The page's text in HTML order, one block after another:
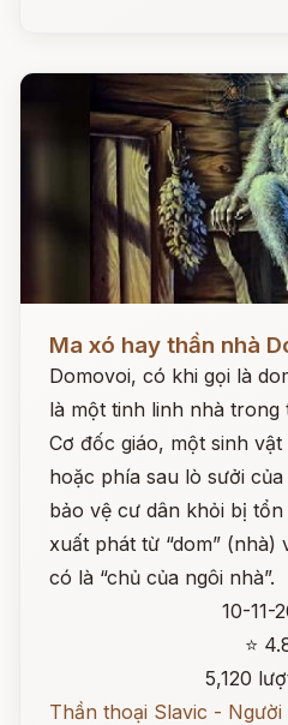
Ma xó hay thần nhà
Domovoi, có khi gọi là
là một tinh linh nhà
Cơ đốc giáo, một sinh
hoặc phía sau lò sưởi
bảo vệ cư dân khỏi bị
xuất phát từ “dom” (nhà)
có là “chủ của ngôi nhà”.
10-11-
⭐
5,120
Thần thoại Slavic -